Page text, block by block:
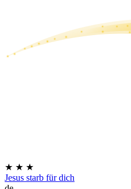
★ ★ ★
Jesus starb für dich